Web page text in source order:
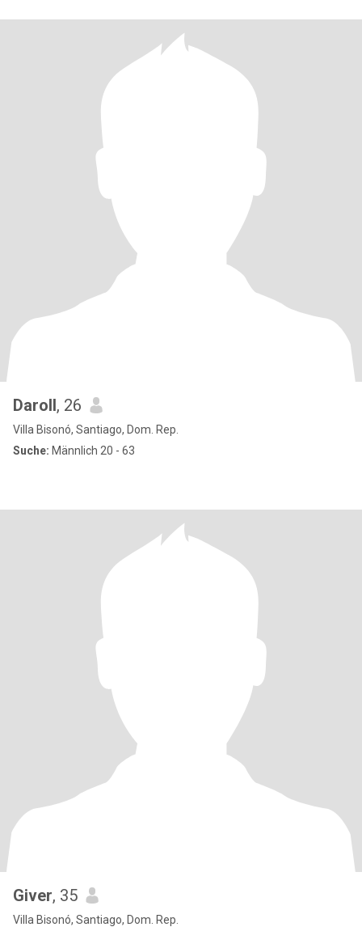
Daroll, 26
Villa Bisonó, Santiago, Dom. Rep.
Suche: Männlich 20 - 63
Giver, 35
Villa Bisonó, Santiago, Dom. Rep.